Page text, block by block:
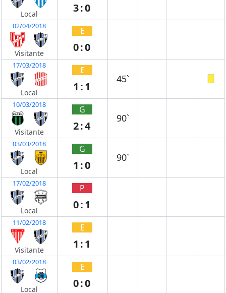
Local 3:0
02/04/2018
Visitante
E
0:0
17/03/2018
Local
E
1:1
45`
10/03/2018
Visitante
G
2:4
90`
03/03/2018
Local
G
1:0
90`
17/02/2018
Local
P
0:1
11/02/2018
Visitante
E
1:1
03/02/2018
Local
E
0:0